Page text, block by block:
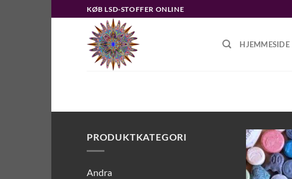
til
KØB LSD-STOFFER ONLINE
HJEMMESIDE
PRODUKTKATEGORI
Andra